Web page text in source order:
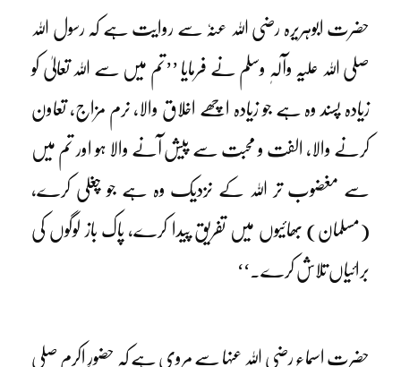
حضرت ابوہریرہ رضی اللہ عنہٗ سے روایت ہے کہ رسول اللہ
صلی اللہ علیہ وآلہٖ وسلم نے فرمایا ’’تم میں سے اللہ تعالیٰ کو
زیادہ پسند وہ ہے جو زیادہ اچھے اخلاق والا، نرم مزاج، تعاون
کرنے والا، الفت و محبت سے پیش آنے والا ہو اور تم میں
سے مغضوب تر اللہ کے نزدیک وہ ہے جو چغلی کرے،
(مسلمان) بھائیوں میں تفریق پیدا کرے، پاک باز لوگوں کی
برائیاں تلاش کرے۔‘‘
حضرت اسماء رضی اللہ عنہا سے مروی ہے کہ حضورِ اکرم صلی